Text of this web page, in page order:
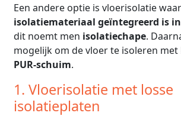
Een andere optie is vloerisolatie
isolatiemateriaal geïntegreerd is
dit noemt men isolatiechape.
mogelijk om de vloer te isoleren met
PUR-schuim.
1. Vloerisolatie met losse
isolatieplaten